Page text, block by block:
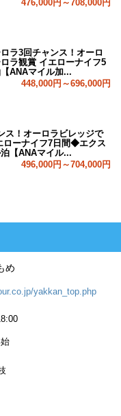
476,000円～708,000円
ラ3回チャンス！オーロ
ラ観賞 イエローナイフ5
ANAマイル加...
448,000円～696,000円
ス！オーロラビレッジで
ローナイフ7日間◆エクス
【ANAマイル...
496,000円～704,000円
め
yakkan_top.php